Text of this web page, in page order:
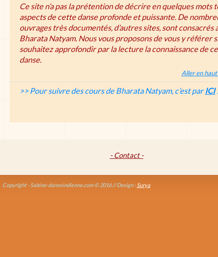
Ce site n’a pas la prétention de décrire en quelques mots
aspects de cette danse profonde et puissante. De
ouvrages très documentés, d’autres sites, sont consacrés
Bharata Natyam. Nous vous proposons de vous y référer
souhaitez approfondir par la lecture la connaissance de
danse.
Aller en
>> Pour suivre des cours de Bharata Natyam, c’est par ICI
- Contact -
Copyright - Sabine-danseindienne.com © 2016 // Design :Surya